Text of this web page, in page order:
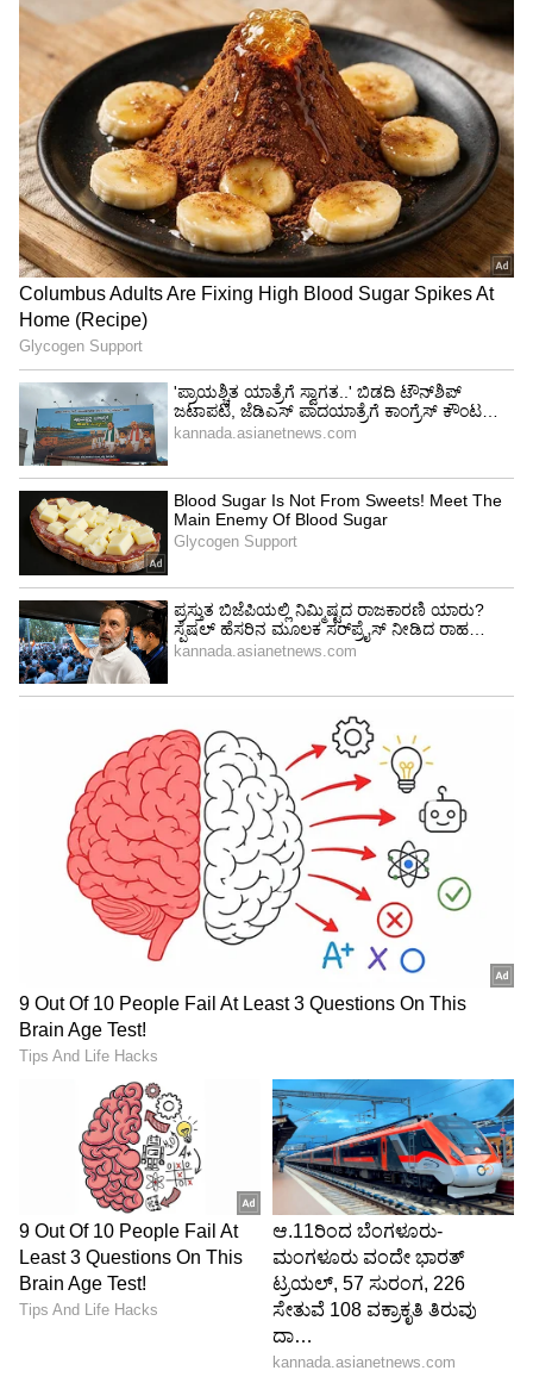
4
6
ಹೌದು, ಸಪ್ತಮಿ ಗೌಡ ಸಹೋದರಿಯ ಹೆಸರು ಉತ್ತರೆ ಗೌಡ
(Uttare Gowda). ಈಕೆ ಸಿನಿಮಾದಿಂದ ದೂರ ಉಳಿದಿದ್ದಾರೆ.
ಆದರೆ ಅಕ್ಕನಂತೆ ಸ್ವಿಮ್ಮಿಂಗ್ ನಲ್ಲಿ ರಾಷ್ಟ್ರಮಟ್ಟದಲ್ಲಿ ಹೆಸರು
ಮಾಡಿದ್ದಾರೆ ಈ ಚೆಲುವೆ. ನೋಡೋದಕ್ಕೂ ಸಪ್ತಮಿಯಂತೆ,
ಎತ್ತರದ ಪರ್ಸನಾಲಿಟಿ ಇವರದ್ದು.
ಸಪ್ತಮಿ ಗೌಡ ಇತ್ತೀಚೆಗೆ ಹೊಸದಾಗಿ ಫೋಟೊ ಶೂಟ್
ಮಾಡಿಸಿಕೊಂಡಿದ್ದು, ಲಂಗ ಮತ್ತು ಬ್ಲೌಸ್ ನಲ್ಲಿ ತುಂಬಾನೆ
ಮುದ್ದಾಗಿ ಕಾಣಿಸುತ್ತಿದ್ದರು. ಇದೇ ಫೋಟೊ ಶೂಟ್ ನಲ್ಲಿ
ಸಹೋದರಿ ಉತ್ತರೇ ಗೌಡ ಕೂಡ ಕಾಣಿಸಿಕೊಂಡಿದ್ದಾರೆ.